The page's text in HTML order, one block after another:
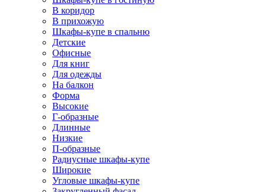
В коридор
В прихожую
Шкафы-купе в спальню
Детские
Офисные
Для книг
Для одежды
На балкон
Форма
Высокие
Г-образные
Длинные
Низкие
П-образные
Радиусные шкафы-купе
Широкие
Угловые шкафы-купе